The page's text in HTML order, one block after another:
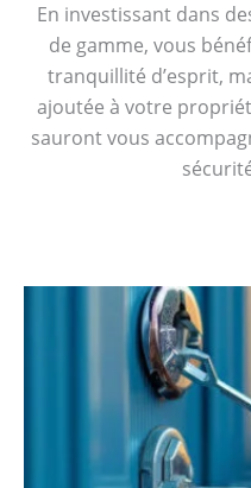
En investissant dans
de gamme, vous
tranquillité d’esprit,
ajoutée à votre
sauront vous